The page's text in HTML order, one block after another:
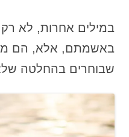
במילים אחרות, לא
באשמתם, אלא, הם
שבוחרים בהחלטה